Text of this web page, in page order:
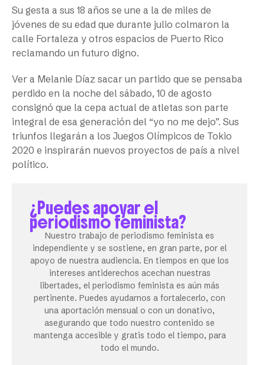
Su gesta a sus 18 años se une a la de miles de
jóvenes de su edad que durante julio colmaron la
calle Fortaleza y otros espacios de Puerto Rico
reclamando un futuro digno.
Ver a Melanie Díaz sacar un partido que se pensaba
perdido en la noche del sábado, 10 de agosto
consignó que la cepa actual de atletas son parte
integral de esa generación del “yo no me dejo”. Sus
triunfos llegarán a los Juegos Olímpicos de Tokio
2020 e inspirarán nuevos proyectos de país a nivel
político.
¿Puedes apoyar el
periodismo feminista?
Nuestro trabajo de periodismo feminista es
independiente y se sostiene, en gran parte, por el
apoyo de nuestra audiencia. En tiempos en que los
intereses antiderechos acechan nuestras
libertades, el periodismo feminista es aún más
pertinente. Puedes ayudarnos a fortalecerlo, con
una aportación mensual o con un donativo,
asegurando que todo nuestro contenido se
mantenga accesible y gratis todo el tiempo, para
todo el mundo.